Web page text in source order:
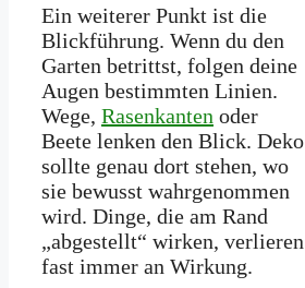
Ein weiterer Punkt ist die
Blickführung. Wenn du den
Garten betrittst, folgen deine
Augen bestimmten Linien.
Wege, Rasenkanten oder
Beete lenken den Blick. Deko
sollte genau dort stehen, wo
sie bewusst wahrgenommen
wird. Dinge, die am Rand
„abgestellt“ wirken, verlieren
fast immer an Wirkung.